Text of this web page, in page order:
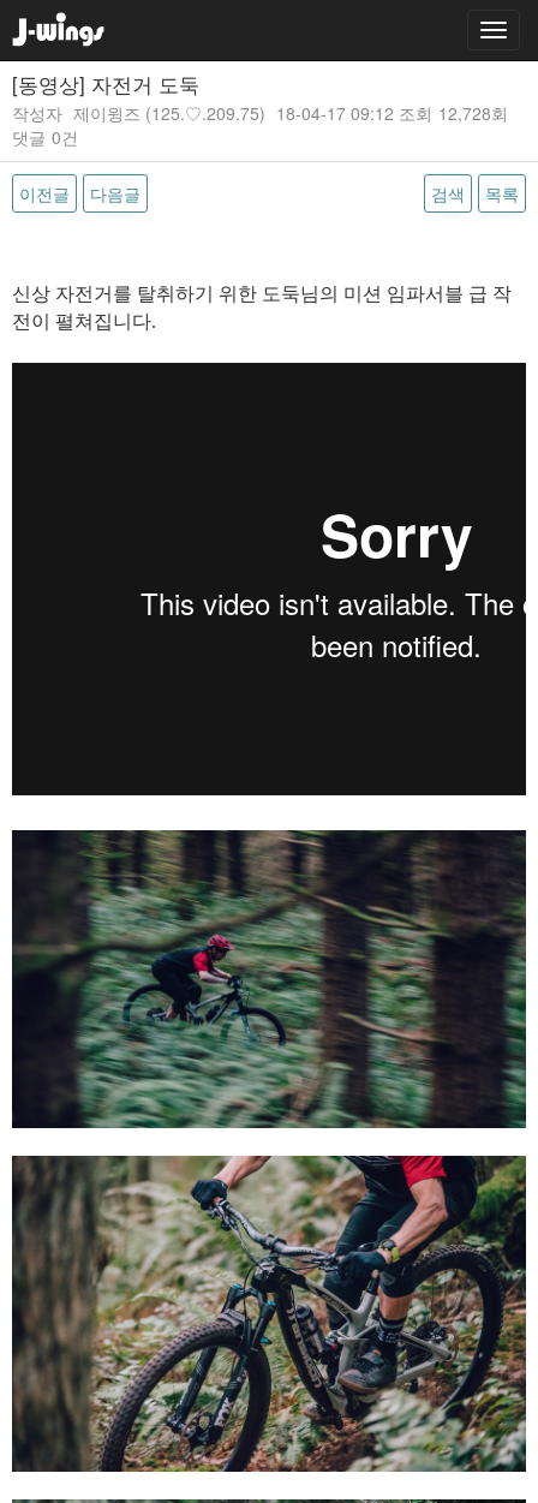
[동영상] 자전거 도둑
작성자 제이윙즈 (125.♡.209.75) 18-04-17 09:12 조회 12,728회
댓글 0건
이전글 다음글 검색 목록
신상 자전거를 탈취하기 위한 도둑님의 미션 임파서블 급 작
전이 펼쳐집니다.